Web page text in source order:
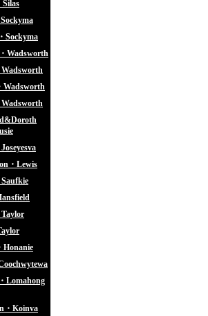
Sockyma
Wadsworth
・Lewis
Lomahong
・Koinva